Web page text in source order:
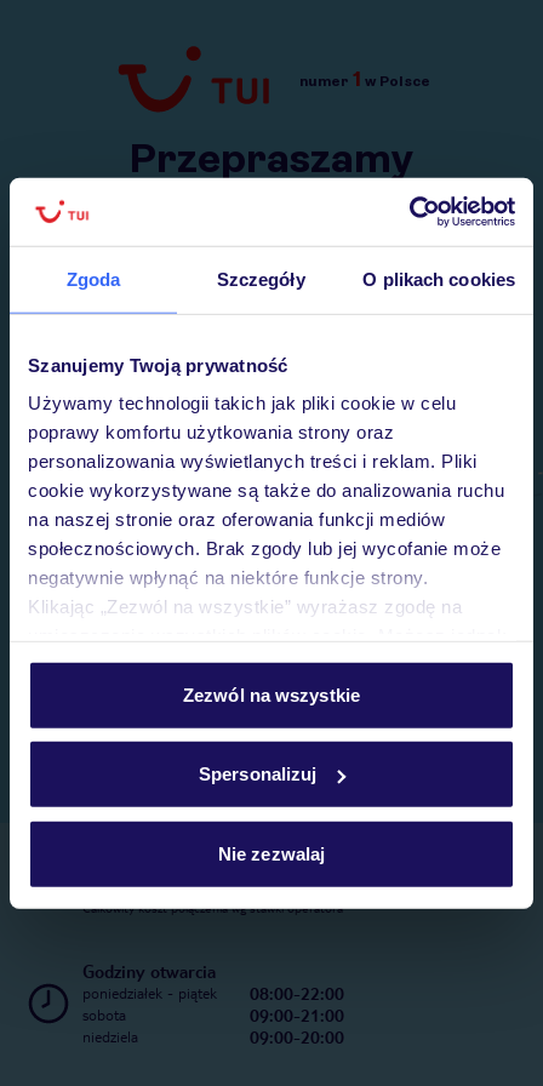
Zgoda Szczegóły O plikach cookies
Szanujemy Twoją prywatność
Używamy technologii takich jak pliki cookie w celu
poprawy komfortu użytkowania strony oraz
personalizowania wyświetlanych treści i reklam. Pliki
cookie wykorzystywane są także do analizowania ruchu
na naszej stronie oraz oferowania funkcji mediów
społecznościowych. Brak zgody lub jej wycofanie może
negatywnie wpłynąć na niektóre funkcje strony.
Klikając „Zezwól na wszystkie” wyrażasz zgodę na
personalizować swój wybór wchodząc w zakładkę
Szczegółowe informacje o plikach cookie znajdziesz
Zezwól na wszystkie
Spersonalizuj
Nie zezwalaj
Przejdź do TUI.pl
numer 1 w Polsce
Przepraszamy
Wysłaliśmy nasz serwis na krótkie wakacje.
Telefoniczne Centrum Rezerwacji
22 270 31 20
Całkowity koszt połączenia wg stawki operatora
Godziny otwarcia
poniedziałek - piątek 08:00-22:00
sobota 09:00-21:00
niedziela 09:00-20:00